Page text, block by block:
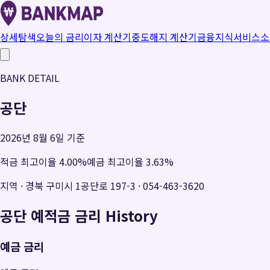
상세탐색오늘의 금리이자 계산기중도해지 계산기금융지식서비스
BANK DETAIL
공단
2026년 8월 6일 기준
적금 최고이율 4.00%예금 최고이율 3.63%
지역 · 경북 구미시 1공단로 197-3 ·054-463-3620
공단 예적금 금리 History
예금 금리